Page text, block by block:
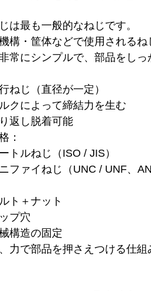
は最も一般的なねじです。
構・筐体などで使用されるね
常にシンプルで、部品をしっ
ねじ（直径が一定）
ルクによって締結力を生む
返し脱着可能
：
トルねじ（ISO / JIS）
ファイねじ（UNC / UNF、
ト＋ナット
プ穴
構造の固定
力で部品を押さえつける仕組